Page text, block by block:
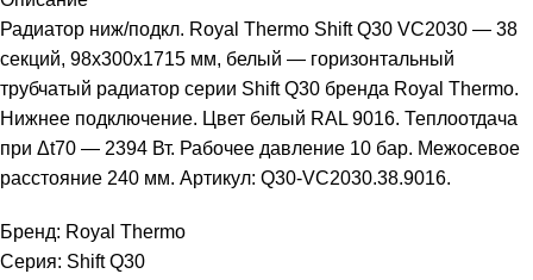
Радиатор ниж/подкл. Royal Thermo Shift Q30 VC2030 — 38
секций, 98x300x1715 мм, белый — горизонтальный
трубчатый радиатор серии Shift Q30 бренда Royal Thermo.
Нижнее подключение. Цвет белый RAL 9016. Теплоотдача
при Δt70 — 2394 Вт. Рабочее давление 10 бар. Межосевое
расстояние 240 мм. Артикул: Q30-VC2030.38.9016.
Бренд: Royal Thermo
Серия: Shift Q30